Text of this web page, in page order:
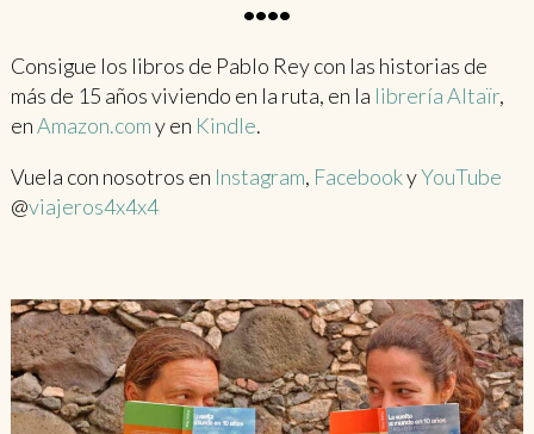
••••
Consigue los libros de Pablo Rey con las historias de
más de 15 años viviendo en la ruta, en la librería Altaïr,
enAmazon.comy en Kindle.
Vuela con nosotros en Instagram, FacebookyYouTube
@viajeros4x4x4